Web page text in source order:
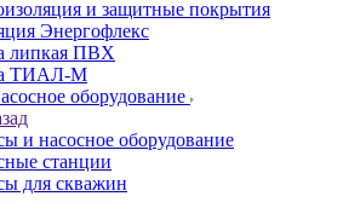
и защитные покрытия
Энергофлекс
липкая ПВХ
ТИАЛ-М
оборудование
и насосное оборудование
станции
для скважин